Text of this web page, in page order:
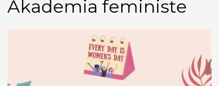
Akademia feministe